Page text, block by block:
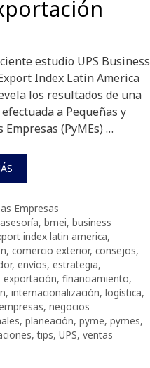
estudio UPS Business
Index Latin America
los resultados de una
a Pequeñas y
Empresas (PyMEs) …
Empresas
asesoría, bmei, business
index latin america,
, comercio exterior, consejos,
, envíos, estrategia,
exportación, financiamiento,
, internacionalización, logística,
, negocios
, planeación, pyme, pymes,
,tips, UPS, ventas